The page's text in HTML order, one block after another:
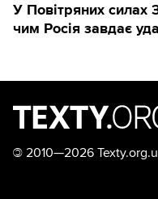
У Повітряних силах
чим Росія завдає
© 2010—2026